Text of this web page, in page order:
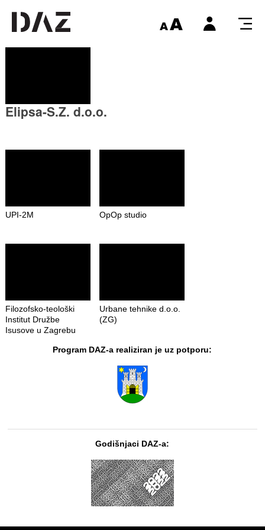
Elipsa-S.Z. d.o.o.
UPI-2M OpOp studio
Filozofsko-teološki
Institut Družbe
Isusove u Zagrebu
Urbane tehnike d.o.o.
(ZG)
Program DAZ-a realiziran je uz potporu:
Godišnjaci DAZ-a: